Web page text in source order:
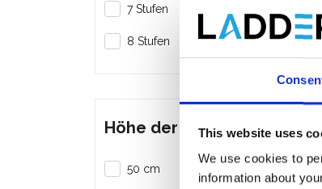
This website uses
We use cookies to
information about
7 Stufen
8 Stufen
Höhe der Plattform
50 cm